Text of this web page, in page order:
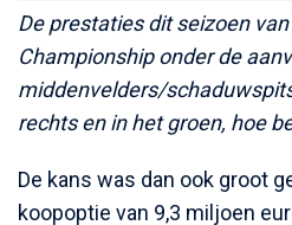
De prestaties dit seizoen
Championship onder de
middenvelders/
rechts en in het groen, hoe
De kans was dan ook groot
koopoptie van 9,3 miljoen